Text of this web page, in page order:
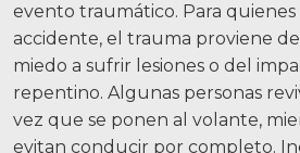
evento traumático. Para
accidente, el trauma proviene
miedo a sufrir lesiones o del
repentino. Algunas personas
vez que se ponen al volante,
evitan conducir por completo.